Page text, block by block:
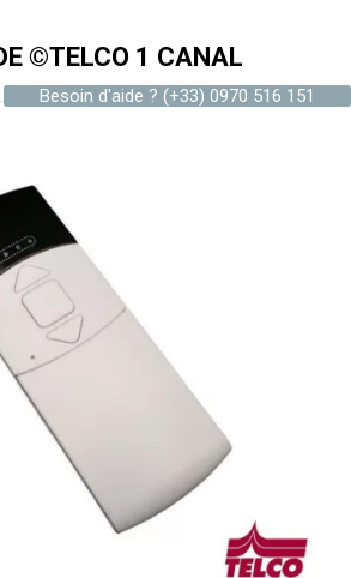
©TELCO 1 CANAL
Besoin d'aide ? (+33) 0970 516 151